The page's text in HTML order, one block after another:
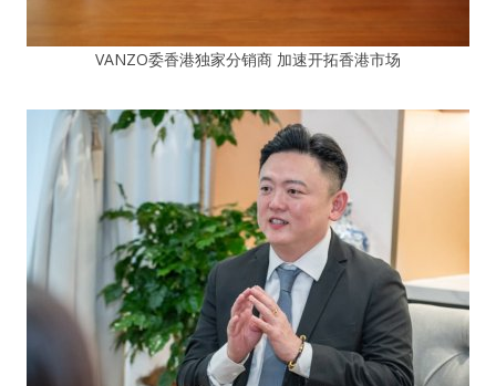
VANZO委香港独家分销商 加速开拓香港市场